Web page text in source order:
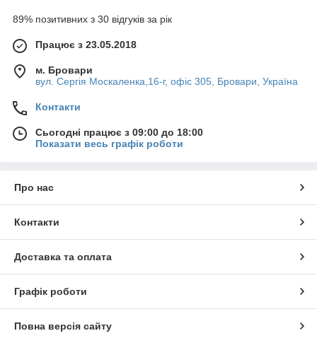
штопорні кільця.
Вони забезпечують безпечну і надійну роботу
механізмів, а також збільшують їхній термін служби.
Кільця з нержавійки володіють високим рівнем
навколишнього середовища, і часто затребувані у
завданням є фіксація підшипника або шестерні на
валу механізму або в отворі. Попри просту
представлені
двох видів:
89% позитивних з 30 відгуків за рік
Працює з 23.05.2018
м. Бровари
вул. Сергія Москаленка,16-г, офіс 305, Бровари, Україна
Контакти
Сьогодні працює з 09:00 до 18:00
Показати весь графік роботи
Про нас
Контакти
Доставка та оплата
Графік роботи
Повна версія сайту